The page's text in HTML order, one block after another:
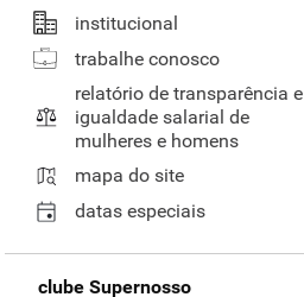
institucional
trabalhe conosco
relatório de transparência e
igualdade salarial de
mulheres e homens
mapa do site
datas especiais
clube Supernosso